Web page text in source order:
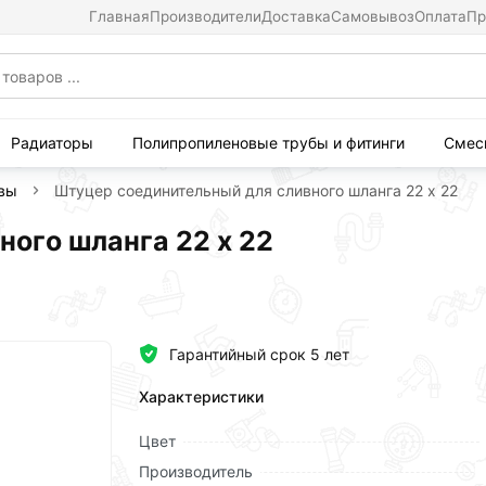
ГлавнаяПроизводителиДоставкаСамовывозОплата
Радиаторы Полипропиленовые трубы и фитинги
Штуцер соединительный для сливного шланга 22 х 22
шланга 22 х 22
Гарантийный срок 5 лет
Характеристики
Цвет
Производитель